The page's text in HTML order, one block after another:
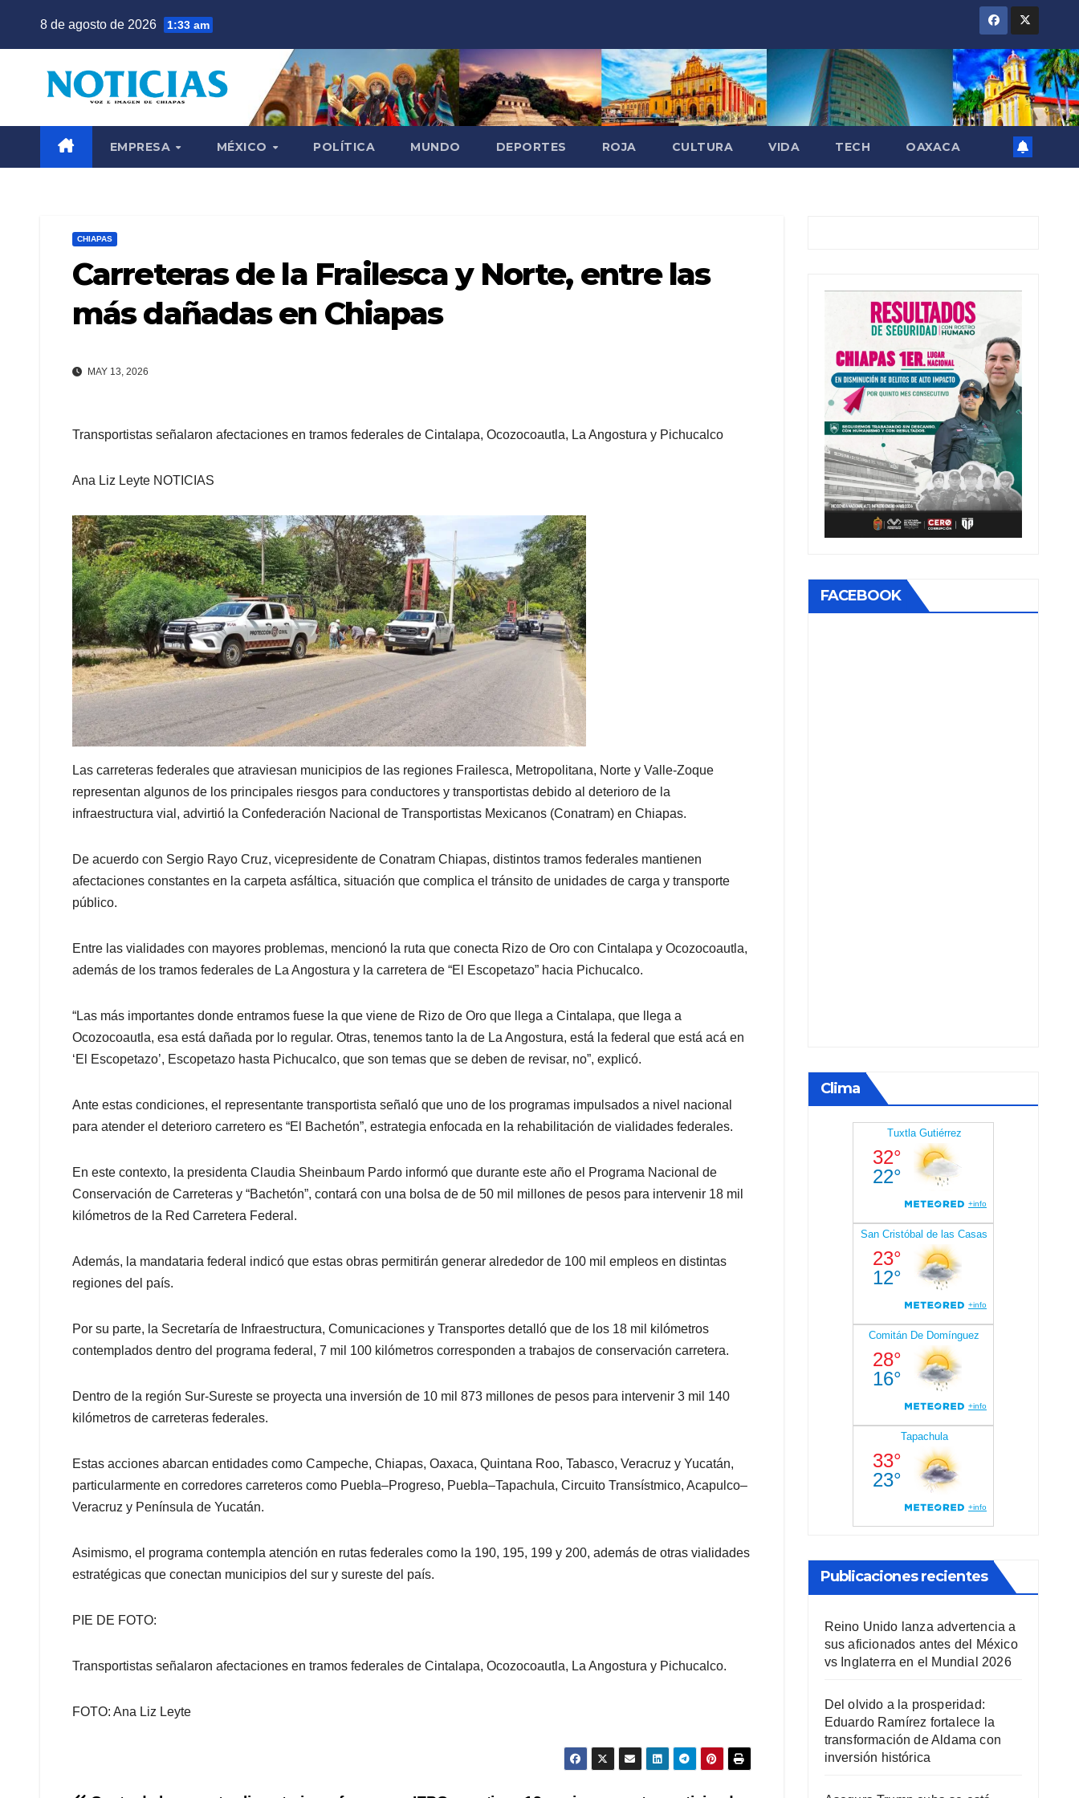
8 de agosto de 2026 1:33 am
EMPRESA MÉXICO POLÍTICA MUNDO DEPORTES ROJA CULTURA VIDA TECH OAXACA
CHIAPAS
Carreteras de la Frailesca y Norte, entre las
más dañadas en Chiapas
MAY 13, 2026
Transportistas señalaron afectaciones en tramos federales de Cintalapa, Ocozocoautla, La Angostura y Pichucalco
Ana Liz Leyte NOTICIAS
Las carreteras federales que atraviesan municipios de las regiones Frailesca, Metropolitana, Norte y Valle-Zoque
representan algunos de los principales riesgos para conductores y transportistas debido al deterioro de la
infraestructura vial, advirtió la Confederación Nacional de Transportistas Mexicanos (Conatram) en Chiapas.
De acuerdo con Sergio Rayo Cruz, vicepresidente de Conatram Chiapas, distintos tramos federales mantienen
afectaciones constantes en la carpeta asfáltica, situación que complica el tránsito de unidades de carga y transporte
público.
Entre las vialidades con mayores problemas, mencionó la ruta que conecta Rizo de Oro con Cintalapa y Ocozocoautla,
además de los tramos federales de La Angostura y la carretera de “El Escopetazo” hacia Pichucalco.
“Las más importantes donde entramos fuese la que viene de Rizo de Oro que llega a Cintalapa, que llega a
Ocozocoautla, esa está dañada por lo regular. Otras, tenemos tanto la de La Angostura, está la federal que está acá en
‘El Escopetazo’, Escopetazo hasta Pichucalco, que son temas que se deben de revisar, no”, explicó.
Ante estas condiciones, el representante transportista señaló que uno de los programas impulsados a nivel nacional
para atender el deterioro carretero es “El Bachetón”, estrategia enfocada en la rehabilitación de vialidades federales.
En este contexto, la presidenta Claudia Sheinbaum Pardo informó que durante este año el Programa Nacional de
Conservación de Carreteras y “Bachetón”, contará con una bolsa de de 50 mil millones de pesos para intervenir 18 mil
kilómetros de la Red Carretera Federal.
Además, la mandataria federal indicó que estas obras permitirán generar alrededor de 100 mil empleos en distintas
regiones del país.
Por su parte, la Secretaría de Infraestructura, Comunicaciones y Transportes detalló que de los 18 mil kilómetros
contemplados dentro del programa federal, 7 mil 100 kilómetros corresponden a trabajos de conservación carretera.
Dentro de la región Sur-Sureste se proyecta una inversión de 10 mil 873 millones de pesos para intervenir 3 mil 140
kilómetros de carreteras federales.
Estas acciones abarcan entidades como Campeche, Chiapas, Oaxaca, Quintana Roo, Tabasco, Veracruz y Yucatán,
particularmente en corredores carreteros como Puebla–Progreso, Puebla–Tapachula, Circuito Transístmico, Acapulco–
Veracruz y Península de Yucatán.
Asimismo, el programa contempla atención en rutas federales como la 190, 195, 199 y 200, además de otras vialidades
estratégicas que conectan municipios del sur y sureste del país.
PIE DE FOTO:
Transportistas señalaron afectaciones en tramos federales de Cintalapa, Ocozocoautla, La Angostura y Pichucalco.
FOTO: Ana Liz Leyte
FACEBOOK
Clima
Publicaciones recientes
Reino Unido lanza advertencia a
sus aficionados antes del México
vs Inglaterra en el Mundial 2026
Del olvido a la prosperidad:
Eduardo Ramírez fortalece la
transformación de Aldama con
inversión histórica